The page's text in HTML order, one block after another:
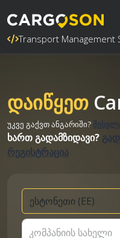
Transport Management
დაიწყეთ
უკვე გაქვთ ანგარიში?
ხართ გადამზიდავი?
რეგისტრაცია
კომპანიის სახელი